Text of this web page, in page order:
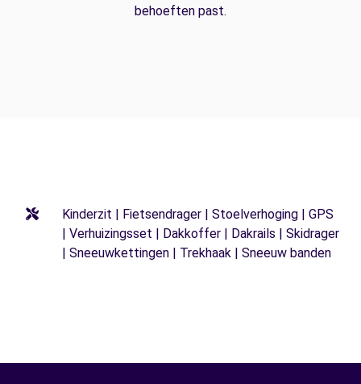
behoeften past.
Kinderzit | Fietsendrager | Stoelverhoging | GPS
| Verhuizingsset | Dakkoffer | Dakrails | Skidrager
| Sneeuwkettingen | Trekhaak | Sneeuw banden